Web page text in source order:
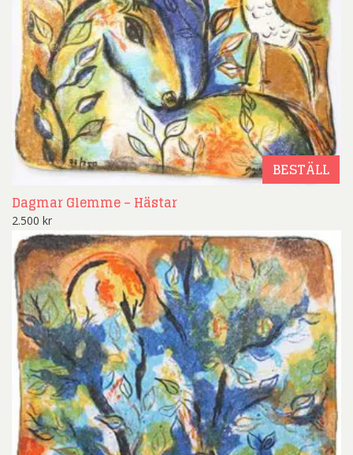
BESTÄLL
Dagmar Glemme – Hästar
2.500 kr